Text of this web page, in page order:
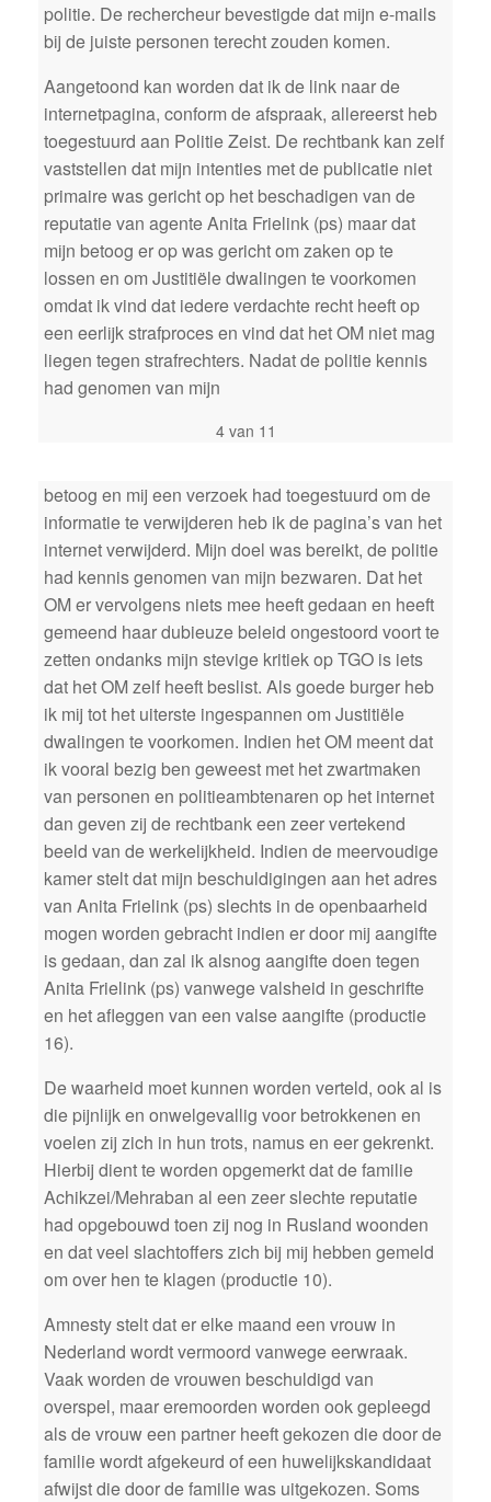
politie. De rechercheur bevestigde dat mijn e-mails
bij de juiste personen terecht zouden komen.
Aangetoond kan worden dat ik de link naar de
internetpagina, conform de afspraak, allereerst heb
toegestuurd aan Politie Zeist. De rechtbank kan zelf
vaststellen dat mijn intenties met de publicatie niet
primaire was gericht op het beschadigen van de
reputatie van agente Anita Frielink (ps) maar dat
mijn betoog er op was gericht om zaken op te
lossen en om Justitiële dwalingen te voorkomen
omdat ik vind dat iedere verdachte recht heeft op
een eerlijk strafproces en vind dat het OM niet mag
liegen tegen strafrechters. Nadat de politie kennis
had genomen van mijn
4 van 11
betoog en mij een verzoek had toegestuurd om de
informatie te verwijderen heb ik de pagina’s van het
internet verwijderd. Mijn doel was bereikt, de politie
had kennis genomen van mijn bezwaren. Dat het
OM er vervolgens niets mee heeft gedaan en heeft
gemeend haar dubieuze beleid ongestoord voort te
zetten ondanks mijn stevige kritiek op TGO is iets
dat het OM zelf heeft beslist. Als goede burger heb
ik mij tot het uiterste ingespannen om Justitiële
dwalingen te voorkomen. Indien het OM meent dat
ik vooral bezig ben geweest met het zwartmaken
van personen en politieambtenaren op het internet
dan geven zij de rechtbank een zeer vertekend
beeld van de werkelijkheid. Indien de meervoudige
kamer stelt dat mijn beschuldigingen aan het adres
van Anita Frielink (ps) slechts in de openbaarheid
mogen worden gebracht indien er door mij aangifte
is gedaan, dan zal ik alsnog aangifte doen tegen
Anita Frielink (ps) vanwege valsheid in geschrifte
en het afleggen van een valse aangifte (productie
16).
De waarheid moet kunnen worden verteld, ook al is
die pijnlijk en onwelgevallig voor betrokkenen en
voelen zij zich in hun trots, namus en eer gekrenkt.
Hierbij dient te worden opgemerkt dat de familie
Achikzei/Mehraban al een zeer slechte reputatie
had opgebouwd toen zij nog in Rusland woonden
en dat veel slachtoffers zich bij mij hebben gemeld
om over hen te klagen (productie 10).
Amnesty stelt dat er elke maand een vrouw in
Nederland wordt vermoord vanwege eerwraak.
Vaak worden de vrouwen beschuldigd van
overspel, maar eremoorden worden ook gepleegd
als de vrouw een partner heeft gekozen die door de
familie wordt afgekeurd of een huwelijkskandidaat
afwijst die door de familie was uitgekozen. Soms